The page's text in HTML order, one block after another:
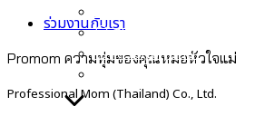
⦿ คุณแม่ตั้งครรภ์และลูกน้อย
⦿ สมองและความจำ
⦿ เสริมภูมิคุ้มกัน
⦿ พัฒนาการเด็กและกระดูก
ร่วมงานกับเรา
Promom ความทุ่มของคุณหมอหัวใจแม่
Professional Mom (Thailand) Co., Ltd.